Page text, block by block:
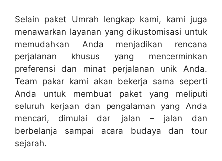
Selain paket Umrah lengkap kami, kami juga
menawarkan layanan yang dikustomisasi untuk
memudahkan Anda menjadikan rencana
perjalanan khusus yang mencerminkan
preferensi dan minat perjalanan unik Anda.
Team pakar kami akan bekerja sama seperti
Anda untuk membuat paket yang meliputi
seluruh kerjaan dan pengalaman yang Anda
mencari, dimulai dari jalan – jalan dan
berbelanja sampai acara budaya dan tour
sejarah.